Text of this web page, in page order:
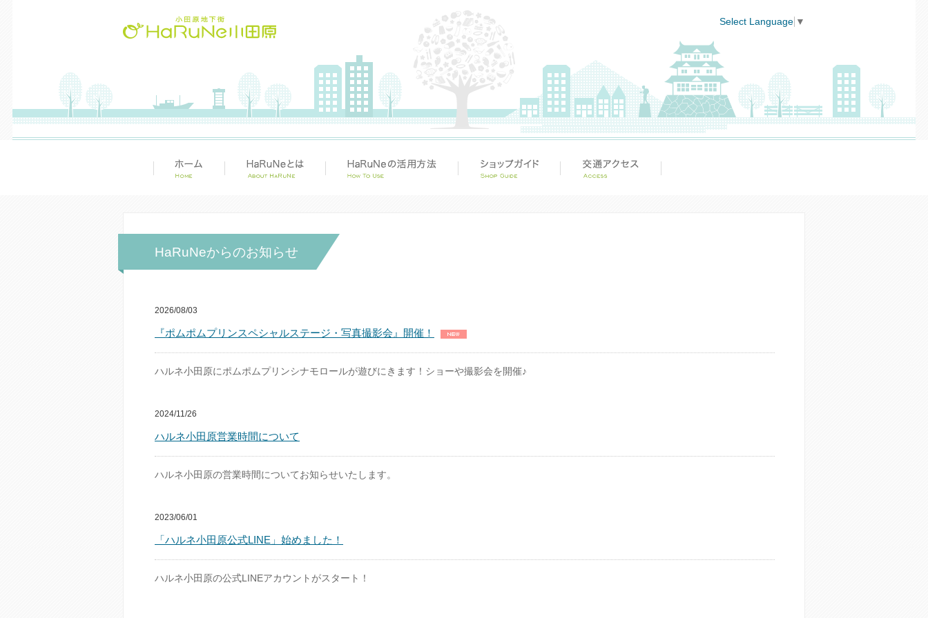
Select Language ▼
HaRuNeからのお知らせ
2026/08/03
『ポムポムプリンスペシャルステージ・写真撮影会』開催！
ハルネ小田原にポムポムプリンシナモロールが遊びにきます！ショーや撮影会を開催♪
2024/11/26
ハルネ小田原営業時間について
ハルネ小田原の営業時間についてお知らせいたします。
2023/06/01
「ハルネ小田原公式LINE」始めました！
ハルネ小田原の公式LINEアカウントがスタート！